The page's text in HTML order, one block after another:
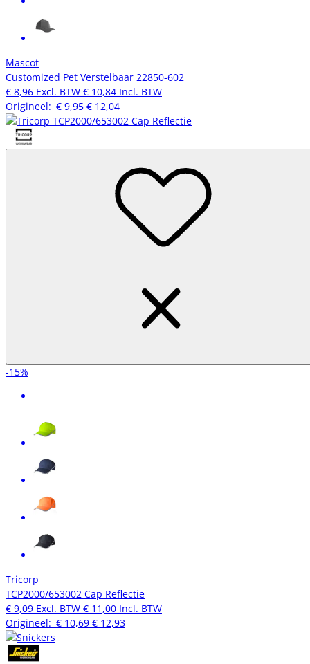
Mascot
Customized Pet Verstelbaar 22850-602
€ 8,96 Excl. BTW € 10,84 Incl. BTW
Origineel: € 9,95 € 12,04
-15%
Tricorp
TCP2000/653002 Cap Reflectie
€ 9,09 Excl. BTW € 11,00 Incl. BTW
Origineel: € 10,69 € 12,93